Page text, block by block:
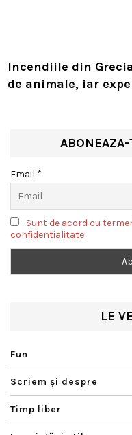
Incendiile din
de animale, iar
Email *
Sunt de acord cu
confidentialitate
LE
Fun
Scriem şi despre
Timp liber